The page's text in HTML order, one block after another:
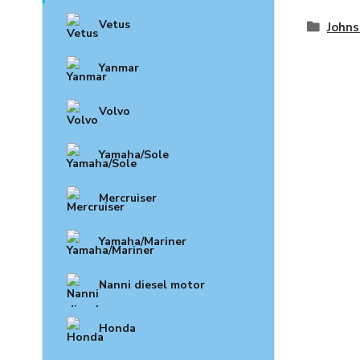
Vetus
Yanmar
Volvo
Yamaha/Sole
Mercruiser
Yamaha/Mariner
Nanni diesel motor
Honda